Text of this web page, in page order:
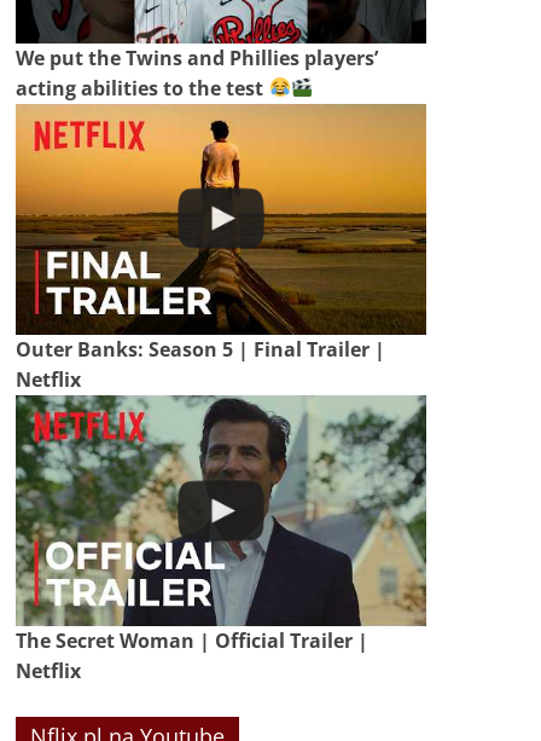
We put the Twins and Phillies players’
acting abilities to the test
Outer Banks: Season 5 | Final Trailer |
Netflix
The Secret Woman | Official Trailer |
Netflix